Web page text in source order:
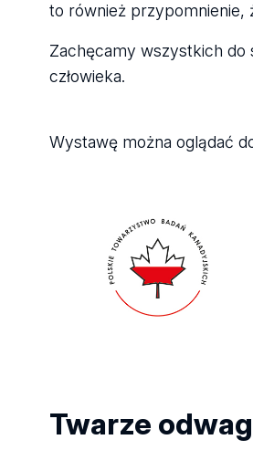
to również przypomnienie,
Zachęcamy wszystkich do
człowieka.
Wystawę można oglądać
Twarze